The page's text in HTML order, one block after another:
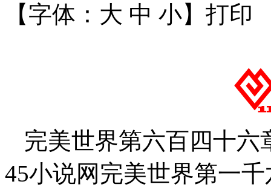
【字体： 大 中 小】 打印
完美世界第六百四十六
45小说网完美世界第一